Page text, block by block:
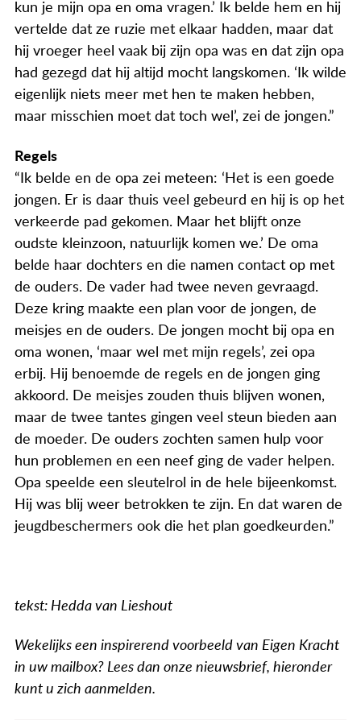
kun je mijn opa en oma vragen.’ Ik belde hem en hij
vertelde dat ze ruzie met elkaar hadden, maar dat
hij vroeger heel vaak bij zijn opa was en dat zijn opa
had gezegd dat hij altijd mocht langskomen. ‘Ik wilde
eigenlijk niets meer met hen te maken hebben,
maar misschien moet dat toch wel’, zei de jongen.”
Regels
“Ik belde en de opa zei meteen: ‘Het is een goede
jongen. Er is daar thuis veel gebeurd en hij is op het
verkeerde pad gekomen. Maar het blijft onze
oudste kleinzoon, natuurlijk komen we.’ De oma
belde haar dochters en die namen contact op met
de ouders. De vader had twee neven gevraagd.
Deze kring maakte een plan voor de jongen, de
meisjes en de ouders. De jongen mocht bij opa en
oma wonen, ‘maar wel met mijn regels’, zei opa
erbij. Hij benoemde de regels en de jongen ging
akkoord. De meisjes zouden thuis blijven wonen,
maar de twee tantes gingen veel steun bieden aan
de moeder. De ouders zochten samen hulp voor
hun problemen en een neef ging de vader helpen.
Opa speelde een sleutelrol in de hele bijeenkomst.
Hij was blij weer betrokken te zijn. En dat waren de
jeugdbeschermers ook die het plan goedkeurden.”
tekst: Hedda van Lieshout
Wekelijks een inspirerend voorbeeld van Eigen Kracht
in uw mailbox? Lees dan onze nieuwsbrief, hieronder
kunt u zich aanmelden.